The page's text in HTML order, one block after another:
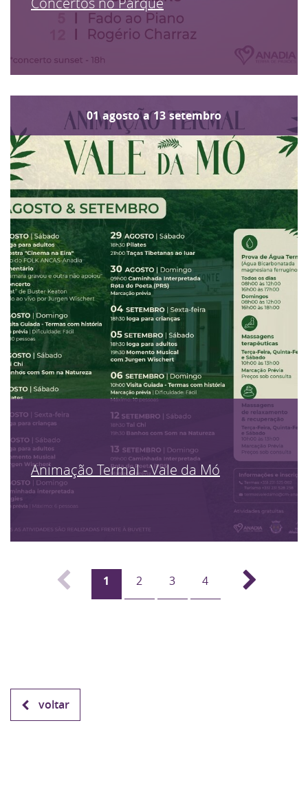
01 agosto a 13 setembro
Animação Termal - Vale da Mó
1 2 3 4
voltar